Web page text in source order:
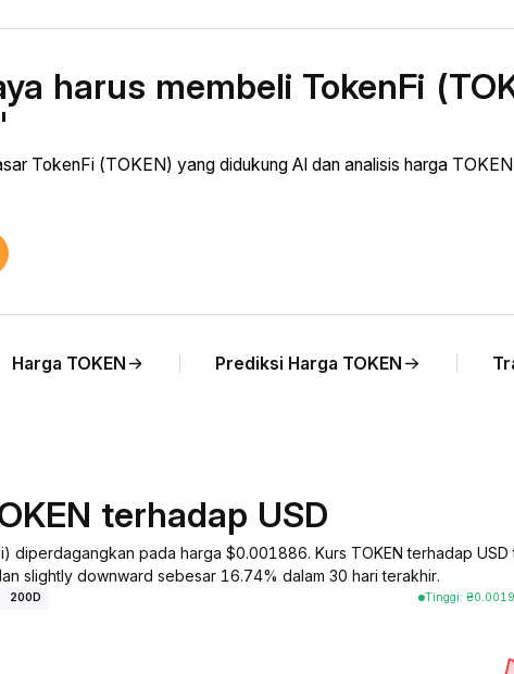
harus membeli TokenFi
TokenFi (TOKEN) yang didukung AI dan analisis harga TOKEN
Harga TOKEN Prediksi Harga TOKEN
terhadap USD
diperdagangkan pada harga $0.001886. Kurs TOKEN terhadap
slightly downward sebesar 16.74% dalam 30 hari terakhir.
200D Tinggi: ₴